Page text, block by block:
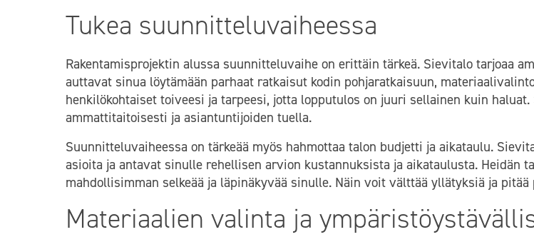
Tukea suunnitteluvaiheessa
Rakentamisprojektin alussa suunnitteluvaihe on erittäin tärkeä. Sievitalo tarjoaa
auttavat sinua löytämään parhaat ratkaisut kodin pohjaratkaisuun,
henkilökohtaiset toiveesi ja tarpeesi, jotta lopputulos on juuri sellainen kuin
ammattitaitoisesti ja asiantuntijoiden tuella.
Suunnitteluvaiheessa on tärkeää myös hahmottaa talon budjetti ja aikataulu.
asioita ja antavat sinulle rehellisen arvion kustannuksista ja aikataulusta. Heidän
mahdollisimman selkeää ja läpinäkyvää sinulle. Näin voit välttää yllätyksiä ja
Materiaalien valinta ja